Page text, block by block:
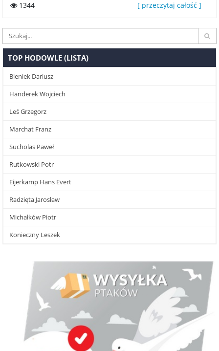
TOP HODOWLE (LISTA)
Bieniek Dariusz
Handerek Wojciech
Leś Grzegorz
Marchat Franz
Sucholas Paweł
Rutkowski Potr
Eijerkamp Hans Evert
Radzięta Jarosław
Michałków Piotr
Konieczny Leszek
1344 [ przeczytaj całość ]